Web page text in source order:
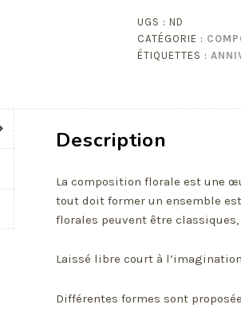
UGS : ND
CATÉGORIE :
ÉTIQUETTES :
Description
La composition florale est une
tout doit former un ensemble
florales peuvent être
Laissé libre court à
Différentes formes sont